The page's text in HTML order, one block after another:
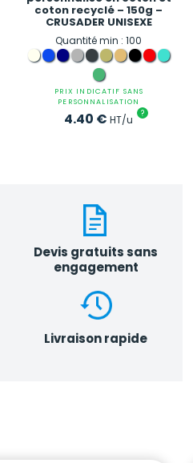
coton recyclé – 150g –
CRUSADER UNISEXE
Quantité min : 100
PRIX INDICATIF SANS
PERSONNALISATION
4.40 € HT/u ?
Devis gratuits sans
engagement
Livraison rapide